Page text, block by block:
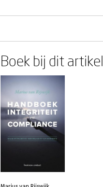
Boek bij dit artikel